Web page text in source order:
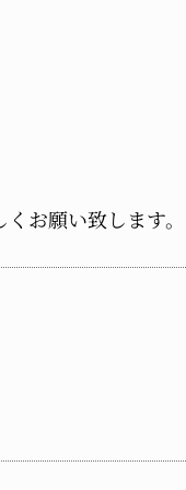
お願い致します。